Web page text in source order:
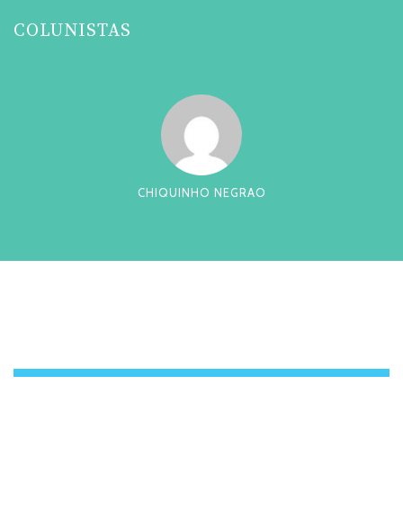
COLUNISTAS
CHIQUINHO NEGRAO